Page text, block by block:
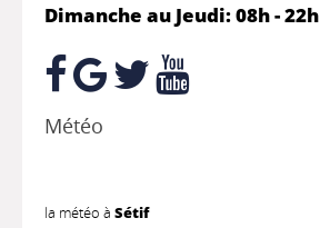
Dimanche au Jeudi: 08h - 22h
Météo
la météo à Sétif